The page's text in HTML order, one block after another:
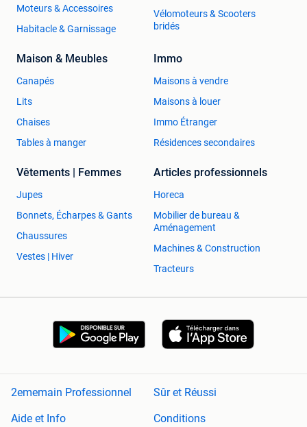
Moteurs & Accessoires
Habitacle & Garnissage
Vélomoteurs & Scooters
bridés
Maison & Meubles
Canapés
Lits
Chaises
Tables à manger
Immo
Maisons à vendre
Maisons à louer
Immo Étranger
Résidences secondaires
Vêtements | Femmes
Jupes
Bonnets, Écharpes & Gants
Chaussures
Vestes | Hiver
Articles professionnels
Horeca
Mobilier de bureau &
Aménagement
Machines & Construction
Tracteurs
2ememain Professionnel
Sûr et Réussi
Aide et Info
Conditions